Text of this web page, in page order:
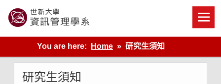
content
世新大學資管系網站
You are here:
Home 研究生須知
研究生須知